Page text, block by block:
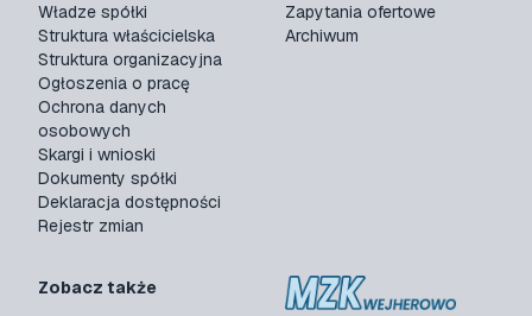
Władze spółki
Struktura właścicielska
Struktura organizacyjna
Ogłoszenia o pracę
Ochrona danych
osobowych
Skargi i wnioski
Dokumenty spółki
Deklaracja dostępności
Rejestr zmian
Zapytania ofertowe
Archiwum
Zobacz także